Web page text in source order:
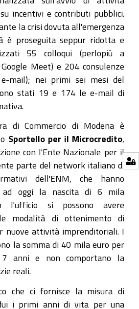
incentivi e contributi pubblici.
la crisi dovuta all'emergenza
è proseguita seppur ridotta e
55 colloqui (perlopiù a
Meet) e 204 consulenze
mail); nei primi sei mesi del
stati 19 e 174 le e-mail di
di Commercio di Modena è
Sportello per il Microcredito
con l'Ente Nazionale per il
parte del network italiano di
dell'ENM, che hanno
ad oggi la nascita di 6 mila
l'ufficio si possono avere
modalità di ottenimento di
nuove attività imprenditoriali. I
la somma di 40 mila euro per
anni e non comportano la
reali.
che ci fornisce la misura di
i primi anni di vita per una